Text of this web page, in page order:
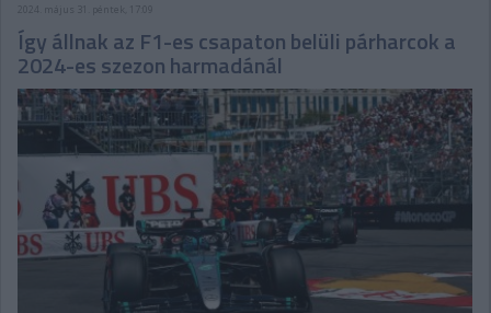
2024. május 31. péntek, 17:09
Így állnak az F1-es csapaton belüli párharcok a
2024-es szezon harmadánál